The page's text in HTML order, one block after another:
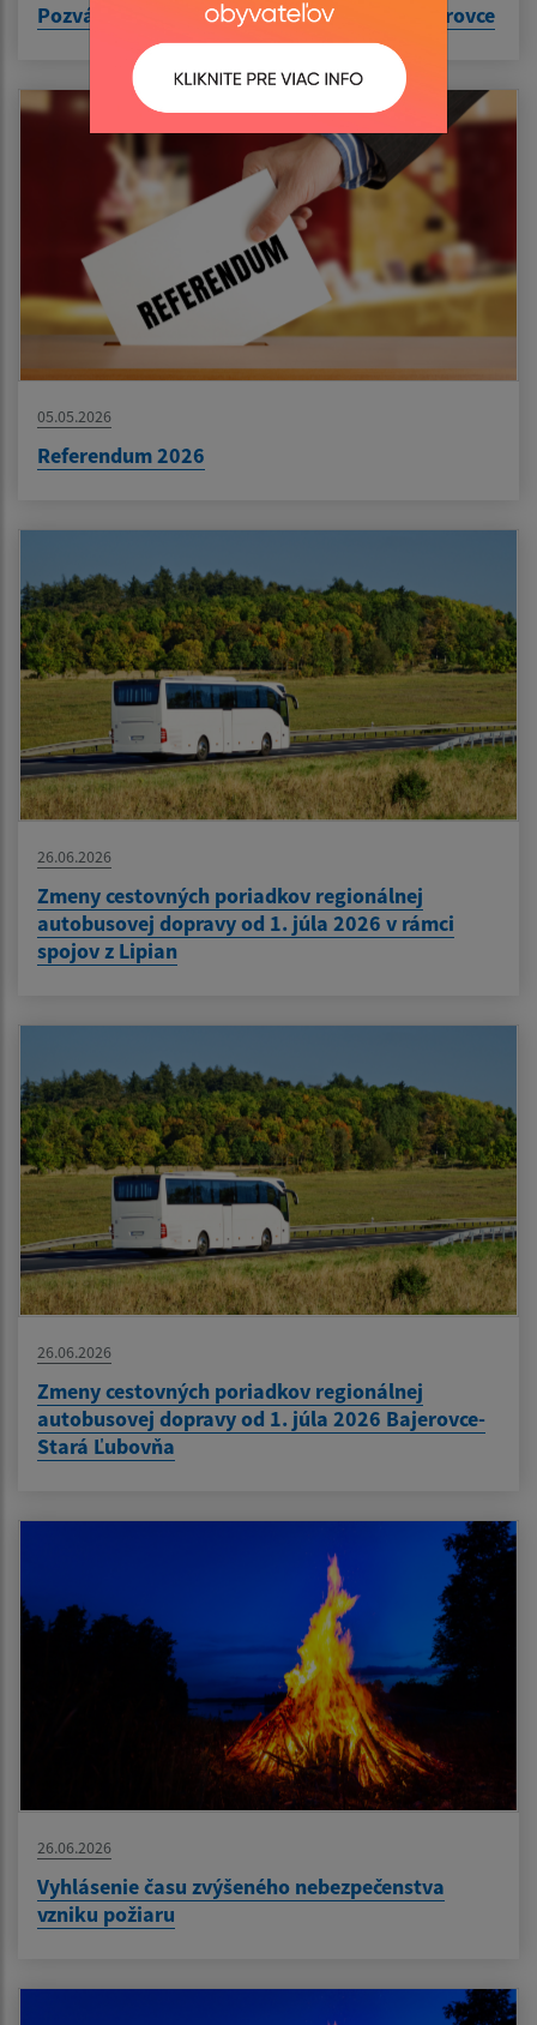
Pozvánka - 30. rusínsky festival v obci Bajerovce
05.05.2026
Referendum 2026
26.06.2026
Zmeny cestovných poriadkov regionálnej
autobusovej dopravy od 1. júla 2026 v rámci
spojov z Lipian
26.06.2026
Zmeny cestovných poriadkov regionálnej
autobusovej dopravy od 1. júla 2026 Bajerovce-
Stará Ľubovňa
26.06.2026
Vyhlásenie času zvýšeného nebezpečenstva
vzniku požiaru